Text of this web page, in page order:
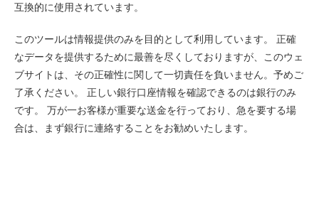
互換的に使用されています。
このツールは情報提供のみを目的として利用しています。 正確
なデータを提供するために最善を尽くしておりますが、このウェ
ブサイトは、その正確性に関して一切責任を負いません。予めご
了承ください。 正しい銀行口座情報を確認できるのは銀行のみ
です。 万が一お客様が重要な送金を行っており、急を要する場
合は、まず銀行に連絡することをお勧めいたします。